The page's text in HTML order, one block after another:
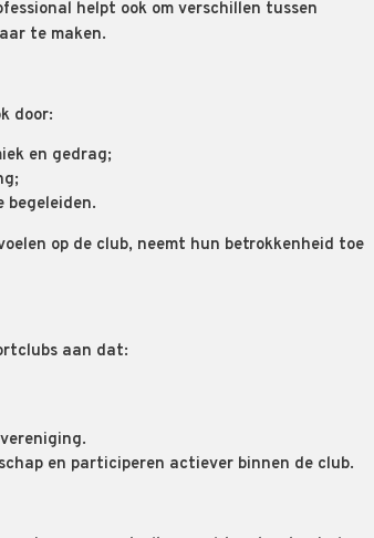
helpt ook om verschillen tussen
te maken.
door:
en gedrag;
begeleiden.
op de club, neemt hun betrokkenheid toe
aan dat:
en participeren actiever binnen de club.